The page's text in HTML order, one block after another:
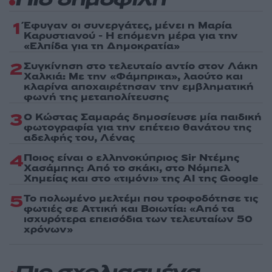
1 Έφυγαν οι συνεργάτες, μένει η Μαρία
Καρυστιανού - Η επόμενη μέρα για την
«Ελπίδα για τη Δημοκρατία»
2Συγκίνηση στο τελευταίο αντίο στον Λάκη
Χαλκιά: Με την «Φάμπρικα», λαούτο και
κλαρίνα αποχαιρέτησαν την εμβληματική
φωνή της μεταπολίτευσης
3Ο Κώστας Σαμαράς δημοσίευσε μία παιδική
φωτογραφία για την επέτειο θανάτου της
αδελφής του, Λένας
4Ποιος είναι ο ελληνοκύπριος Sir Ντέμης
Χασάμπης: Από το σκάκι, στο Νόμπελ
Χημείας και στο «τιμόνι» της AI της Google
5Το πολωμένο μελτέμι που τροφοδότησε τις
φωτιές σε Αττική και Βοιωτία: «Από τα
ισχυρότερα επεισόδια των τελευταίων 50
χρόνων»